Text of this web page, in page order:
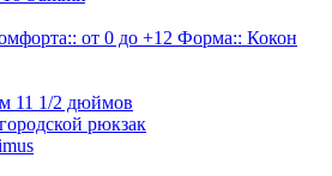
от 0 до +12 Форма:: Кокон
11 1/2 дюймов
рюкзак